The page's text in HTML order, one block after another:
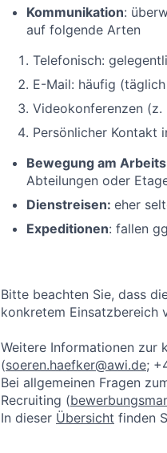
Kommunikation:
auf folgende Arten
Telefonisch:
E-Mail: häufig
Videokonferenzen (z.
Persönlicher Kontakt
Bewegung am
Abteilungen oder
Dienstreisen: eher
Expeditionen: fallen
Bitte beachten Sie, dass
konkretem Einsatzbereich
Weitere Informationen zur
(soeren.haefker@awi.de;
Bei allgemeinen Fragen
Recruiting (
In dieser Übersicht finden